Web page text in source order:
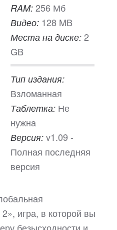
RAM: 256 Мб
Видео: 128 MB
Места на диске: 2
GB
Тип издания:
Взломанная
Таблетка: Не
нужна
Версия: v1.09 -
Полная последняя
версия
игра, в которой вы